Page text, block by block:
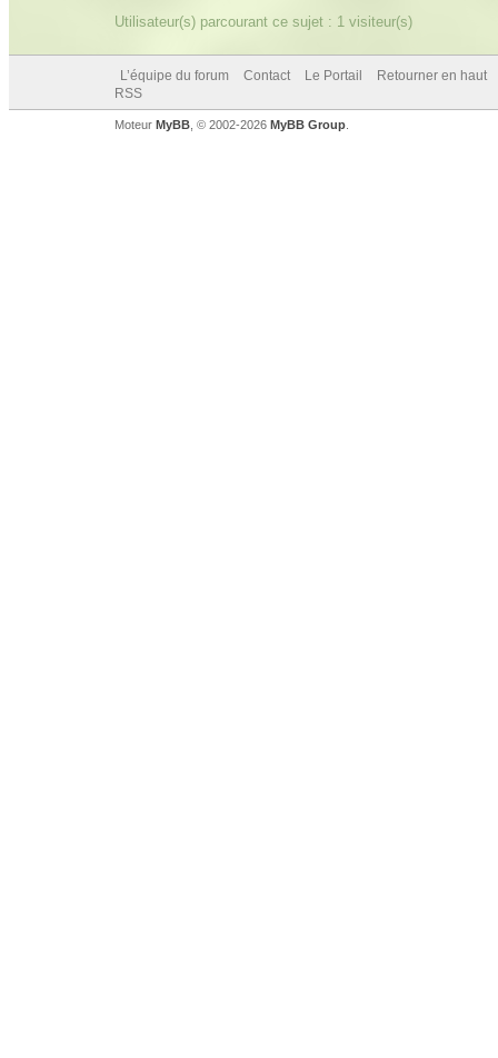
Utilisateur(s) parcourant ce sujet : 1 visiteur(s)
L’équipe du forum Contact Le Portail
Retourner en haut
RSS
Moteur MyBB , © 2002-2026 MyBB Group